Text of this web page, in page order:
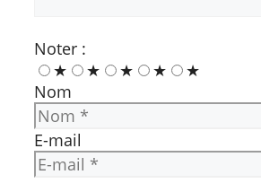
Noter :
★
★ ★ ★
★
Nom
E-mail